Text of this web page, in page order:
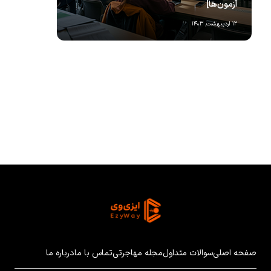
آزمون‌ها]
۱۲ اردیبهشت, ۱۴۰۳
صفحه اصلیسوالات متداولمجله مهاجرتیتماس با مادرباره ما